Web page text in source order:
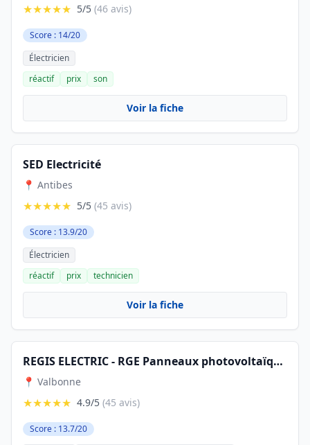
★★★★★ 5/5 (46 avis)
Score : 14/20
Électricien
réactif
prix son
Voir la fiche
SED Electricité
📍 Antibes
★★★★★ 5/5 (45 avis)
Score : 13.9/20
Électricien
réactif
prix technicien
Voir la fiche
REGIS ELECTRIC - RGE Panneaux photovoltaïques / Maison autonome / Batteries / BACK-UP / Borne / Climatisation / Electricité
📍 Valbonne
★★★★★ 4.9/5 (45 avis)
Score : 13.7/20